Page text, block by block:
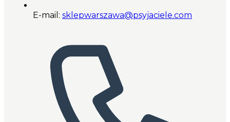
E-mail: sklepwarszawa@psyjaciele.com